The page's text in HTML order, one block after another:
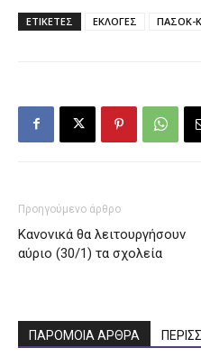
ΕΤΙΚΕΤΕΣ ΕΚΛΟΓΕΣ ΠΑΣΟΚ-
Προηγούμενο άρθρο
Κανονικά θα λειτουργήσουν
αύριο (30/1) τα σχολεία
ΠΑΡΟΜΟΙΑ ΑΡΘΡΑ